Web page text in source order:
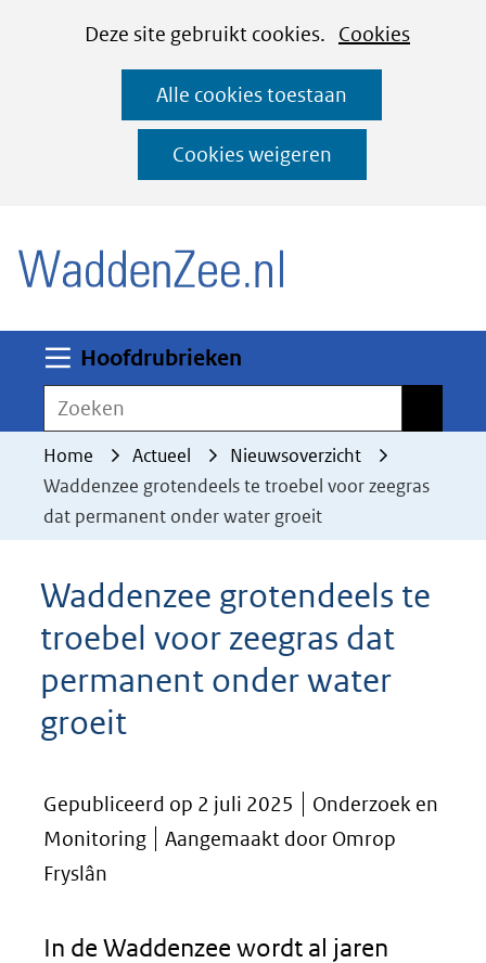
CookiesDeze site gebruikt cookies. Cookies
deze
worden
toegestaan
geweigerd.
Alle cookies toestaan
Cookies weigeren
Ga
naar
de
inhoud
Hoofdrubrieken
Zoeken
Home Actueel
Nieuwsoverzicht
Waddenzee grotendeels te troebel voor zeegras
dat permanent onder water groeit
Waddenzee grotendeels te
troebel voor zeegras dat
permanent onder water
groeit
Gepubliceerd op 2 juli 2025
Onderzoek en
Monitoring
Aangemaakt door Omrop
Fryslân
In de Waddenzee wordt al jaren